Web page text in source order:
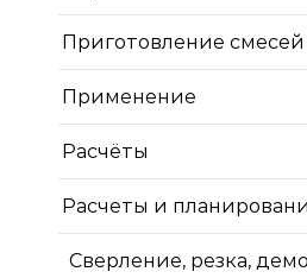
Приготовление смесей
Применение
Расчёты
Расчеты и
Сверление, резка,